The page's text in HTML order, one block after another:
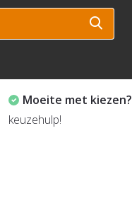
Moeite met kiezen?
keuzehulp!